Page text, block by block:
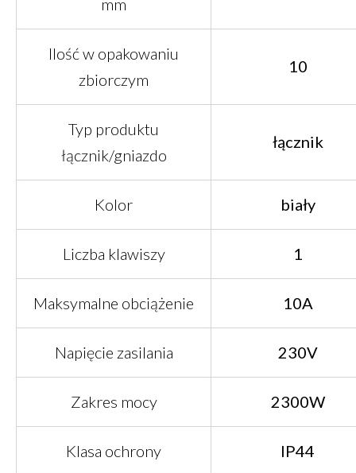
mm
Ilość w opakowaniu
zbiorczym
10
Typ produktu
łącznik/gniazdo
łącznik
Kolor biały
Liczba klawiszy 1
Maksymalne obciążenie 10A
Napięcie zasilania 230V
Zakres mocy 2300W
Klasa ochrony IP44